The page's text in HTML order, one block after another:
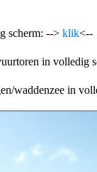
scherm: --> klik<--
in volledig
waddenzee in